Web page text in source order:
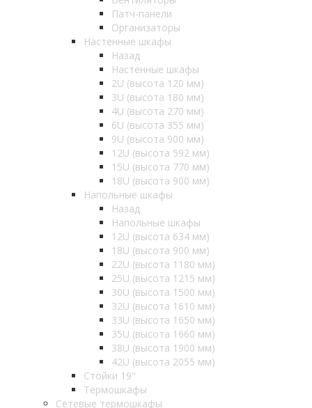
Патч-панели
Организаторы
Настенные шкафы
Назад
Настенные шкафы
2U (высота 120 мм)
3U (высота 180 мм)
4U (высота 270 мм)
6U (высота 355 мм)
9U (высота 900 мм)
12U (высота 592 мм)
15U (высота 770 мм)
18U (высота 900 мм)
Напольные шкафы
Назад
Напольные шкафы
12U (высота 634 мм)
18U (высота 900 мм)
22U (высота 1180 мм)
25U (высота 1215 мм)
30U (высота 1500 мм)
32U (высота 1610 мм)
33U (высота 1650 мм)
35U (высота 1660 мм)
38U (высота 1900 мм)
42U (высота 2055 мм)
Стойки 19''
Термошкафы
Сетевые термошкафы